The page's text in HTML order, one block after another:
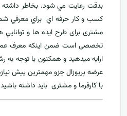
بدقت رعايت مي شود. بخاطر داشته
کسب و کار حرفه اي براي معرفي
مشتری برای طرح ايده ها و
تخصصی است ضمن اینکه معرف
ارايه ميدهید و همکنون با توجه به
عرضه پرپوزال جزو مهمترين پیش
با کارفرما و مشتری بايد داشته